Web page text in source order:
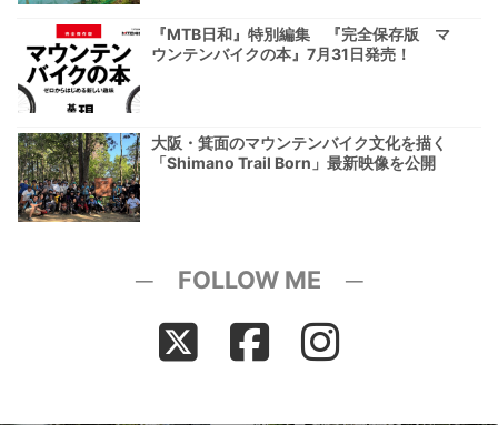
『MTB日和』特別編集 『完全保存版 マ
ウンテンバイクの本』7月31日発売！
大阪・箕面のマウンテンバイク文化を描く
「Shimano Trail Born」最新映像を公開
─ FOLLOW ME ─